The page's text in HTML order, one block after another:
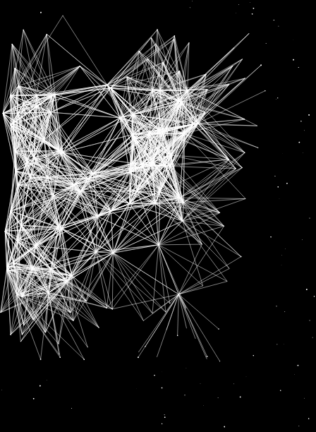
ਭਰਗ
News
ਪੰਜਾਬ ਸਰਕਾਰ ਜਲਦੀ ਭਰੇਗੀ 990 ਫਾਇਰਮੈਨਾ ਤੇ 326 ਡਰਾਈਵਰਾਂ ਦੀਆਂ ਆਸਾਮੀਆਂ